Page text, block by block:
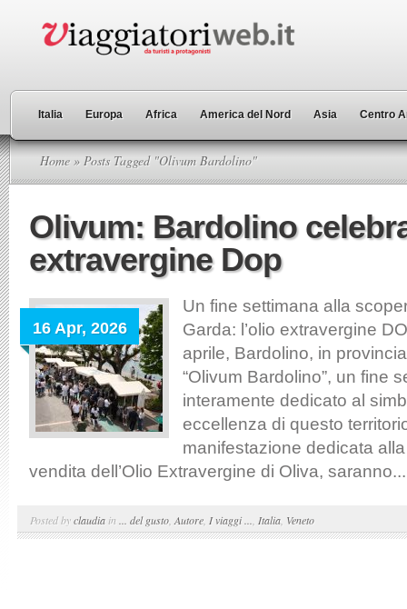
Italia Europa Africa America del Nord Asia Centro
Home » Posts Tagged "Olivum Bardolino"
Olivum: Bardolino
extravergine Dop
16 Apr, 2026
Un fine settimana alla
Garda: l’olio extravergine
aprile, Bardolino, in
“Olivum Bardolino”, un fine
interamente dedicato al
eccellenza di questo
manifestazione dedicata
vendita dell’Olio Extravergine di Oliva, saranno...
Posted byclaudia in ... del gusto Autore I viaggi ... Italia Veneto